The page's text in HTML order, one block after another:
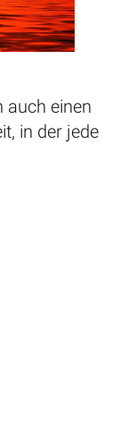
auch einen
in der jede